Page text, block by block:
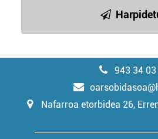
943 34 03
Nafarroa etorbidea 26,